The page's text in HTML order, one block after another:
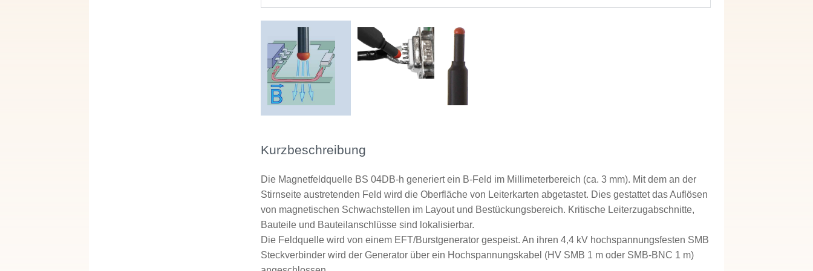
Kurzbeschreibung
Die Magnetfeldquelle BS 04DB-h generiert ein B-Feld im Millimeterbereich (ca. 3 mm). Mit dem an der
Stirnseite austretenden Feld wird die Oberfläche von Leiterkarten abgetastet. Dies gestattet das Auflösen
von magnetischen Schwachstellen im Layout und Bestückungsbereich. Kritische Leiterzugabschnitte,
Bauteile und Bauteilanschlüsse sind lokalisierbar.
Die Feldquelle wird von einem EFT/Burstgenerator gespeist. An ihren 4,4 kV hochspannungsfesten SMB
Steckverbinder wird der Generator über ein Hochspannungskabel (HV SMB 1 m oder SMB-BNC 1 m)